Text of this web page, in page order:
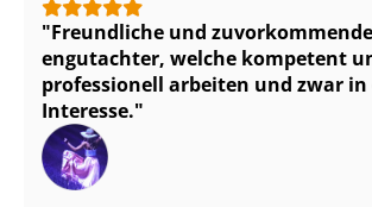
Freundliche und
en­gut­ach­ter, welche kompetent
professionell arbeiten und zwar in
Interesse.